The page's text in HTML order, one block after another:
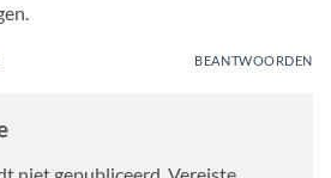
BEANTWOORDEN
niet gepubliceerd. Vereiste